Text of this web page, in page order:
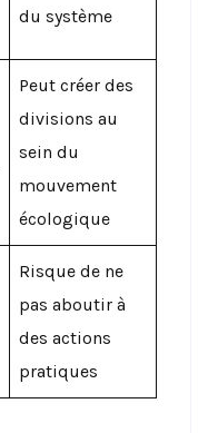
du système
Peut créer des
divisions au
sein du
mouvement
écologique
Risque de ne
pas aboutir à
des actions
pratiques